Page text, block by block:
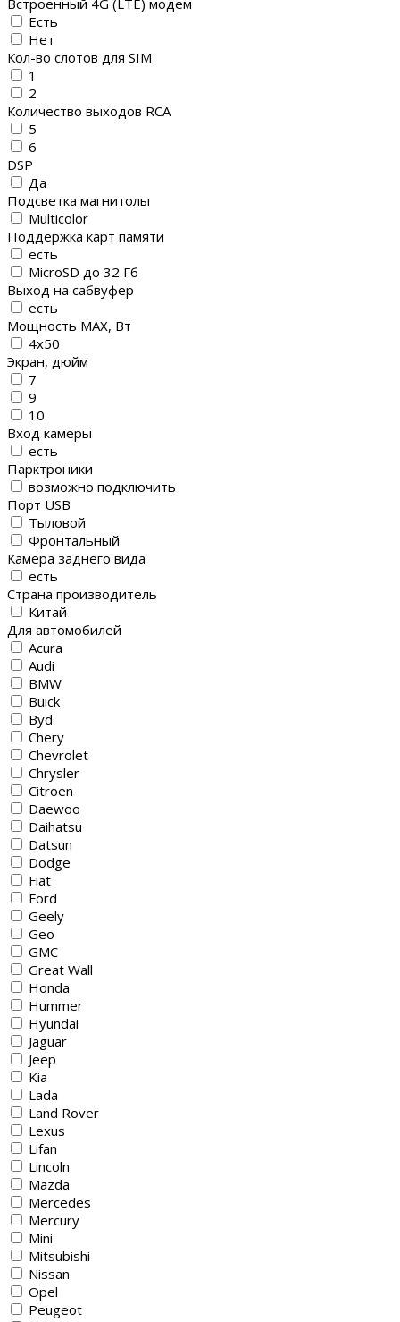
Встроенный 4G (LTE) модем
Есть
Нет
Кол-во слотов для SIM
1
2
Количество выходов RCA
5
6
DSP
Да
Подсветка магнитолы
Multicolor
Поддержка карт памяти
есть
MicroSD до 32 Гб
Выход на сабвуфер
есть
Мощность MAX, Вт
4х50
Экран, дюйм
7
9
10
Вход камеры
есть
Парктроники
возможно подключить
Порт USB
Тыловой
Фронтальный
Камера заднего вида
есть
Страна производитель
Китай
Для автомобилей
Acura
Audi
BMW
Buick
Byd
Chery
Chevrolet
Chrysler
Citroen
Daewoo
Daihatsu
Datsun
Dodge
Fiat
Ford
Geely
Geo
GMC
Great Wall
Honda
Hummer
Hyundai
Jaguar
Jeep
Kia
Lada
Land Rover
Lexus
Lifan
Lincoln
Mazda
Mercedes
Mercury
Mini
Mitsubishi
Nissan
Opel
Peugeot